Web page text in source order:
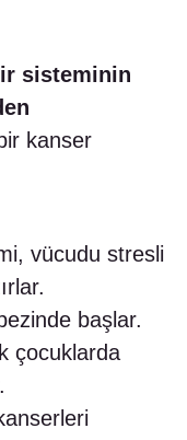
sisteminin
kanser
vücudu stresli
başlar.
çocuklarda